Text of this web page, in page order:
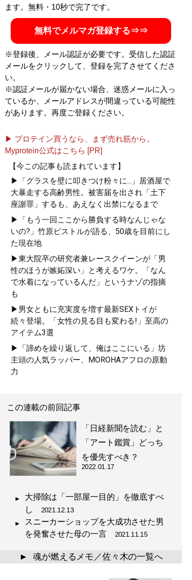
『人生を変えるマインドレコーディング
人はなぜ続けることができないのか？ 続けるには
「信念」が必要だ！
記事一覧へ
ます。無料・10秒で完了です。
無料でメルマガ登録する⇒⇒
※登録後、メール認証が必要です。受信した認証
メールをクリックして、登録を完了させてくださ
い。
※認証メールが届かない場合、迷惑メールに入っ
ているか、メールアドレスが間違っている可能性
があります。再度ご登録ください。
▶ プロテイン買うなら、まず売れ筋から。
Myprotein公式はこちら [PR]
【今この記事も読まれています】
▶「グラスを壁に叩きつけ粉々に...」居酒屋で
大暴走する高齢男性。被害届を出され「土下
座謝罪」するも、あえなく出禁になるまで
▶「もう一回ここから勝負する時なんじゃな
いの?」竹原ピストルが語る、50歳を目前にし
た現在地
▶東大院卒の研究者兼レースクイーンが「男
性のほうが嫉妬深い」と考えるワケ。「なん
で水着になっているんだ」というナゾの指摘
も
▶男女ともに充実度を増す最新SEXトイが
続々登場。「女性の見る目も変わる!」至高の
アイテム3選
▶「諦めを繰り返して、俺はここにいる」坊
主頭の人気ラッパー、MOROHAアフロの原動
力
この連載の前回記事
「日経新聞を読む」と
「アート鑑賞」どっち
を優先すべき？
2022.01.17
大掃除は「一部屋一目的」を徹底すべ
し
2021.12.13
スニーカーショップを大成功させた男
を発奮させた母の一言 2021.11.15
▲ 魂が燃えるメモ／佐々木の一覧へ